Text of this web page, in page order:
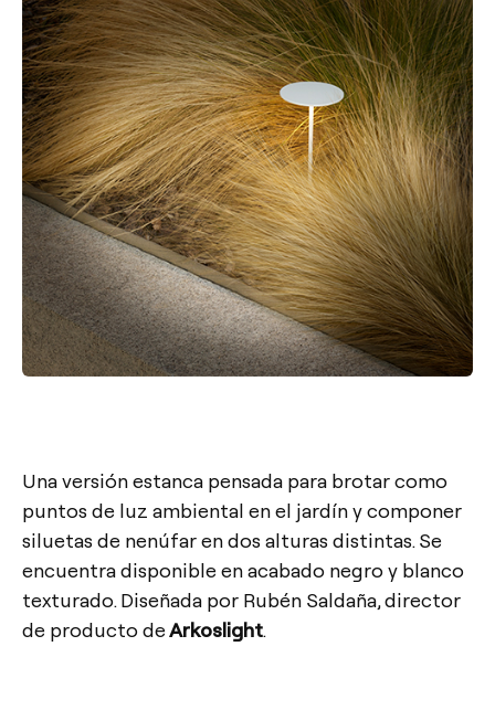
Una versión estanca pensada para brotar como
puntos de luz ambiental en el jardín y componer
siluetas de nenúfar en dos alturas distintas. Se
encuentra disponible en acabado negro y blanco
texturado. Diseñada por Rubén Saldaña, director
de producto deArkoslight.